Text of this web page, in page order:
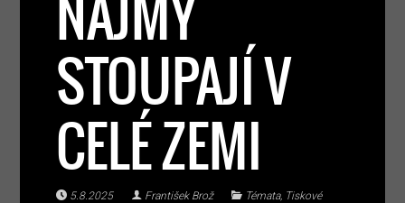
STOUPAJÍ V
CELÉ ZEMI
5.8.2025 František Brož Témata, Tiskové